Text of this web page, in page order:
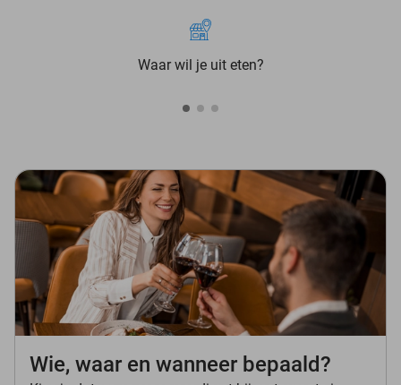
Waar wil je uit eten?
Wie, waar en wanneer bepaald?